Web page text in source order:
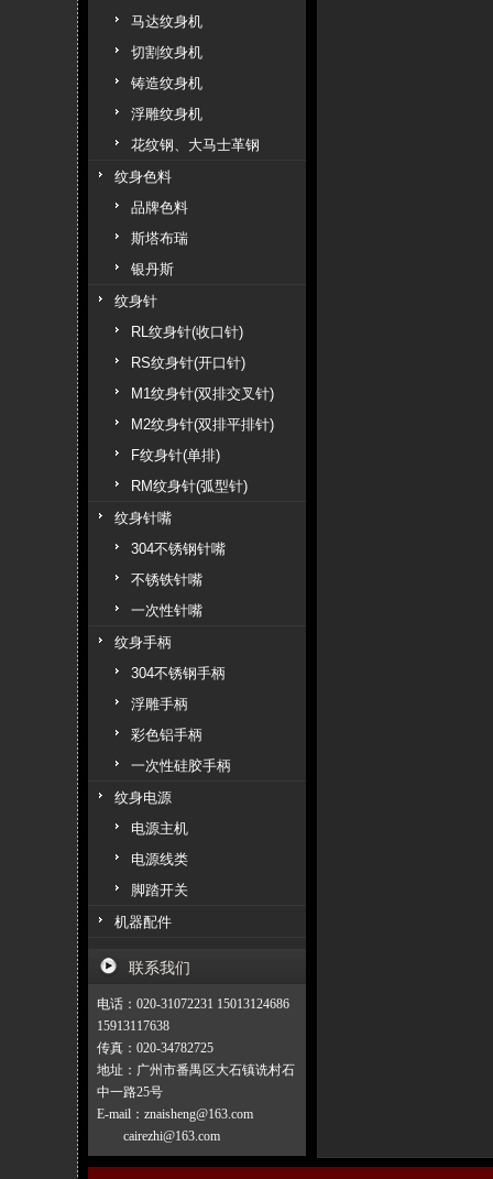
马达纹身机
切割纹身机
铸造纹身机
浮雕纹身机
花纹钢、大马士革钢
纹身色料
品牌色料
斯塔布瑞
银丹斯
纹身针
RL纹身针(收口针)
RS纹身针(开口针)
M1纹身针(双排交叉针)
M2纹身针(双排平排针)
F纹身针(单排)
RM纹身针(弧型针)
纹身针嘴
304不锈钢针嘴
不锈铁针嘴
一次性针嘴
纹身手柄
304不锈钢手柄
浮雕手柄
彩色铝手柄
一次性硅胶手柄
纹身电源
电源主机
电源线类
脚踏开关
机器配件
联系我们
电话：020-31072231 15013124686
15913117638
传真：020-34782725
地址：广州市番禺区大石镇诜村石
中一路25号
E-mail：znaisheng@163.com
cairezhi@163.com